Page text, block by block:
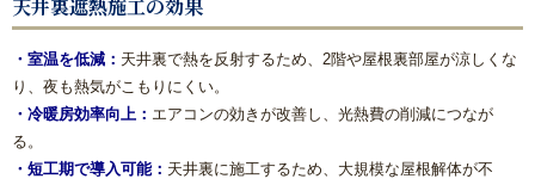
対応
窓リフォーム（内窓・窓交換・断熱窓）
内窓リフォーム
天井裏遮熱施工の効果
・室温を低減： 天井裏で熱を反射するため、2階や屋根裏部屋が涼しくな
り、夜も熱気がこもりにくい。
・冷暖房効率向上： エアコンの効きが改善し、光熱費の削減につなが
る。
・短工期で導入可能： 天井裏に施工するため、大規模な屋根解体が不